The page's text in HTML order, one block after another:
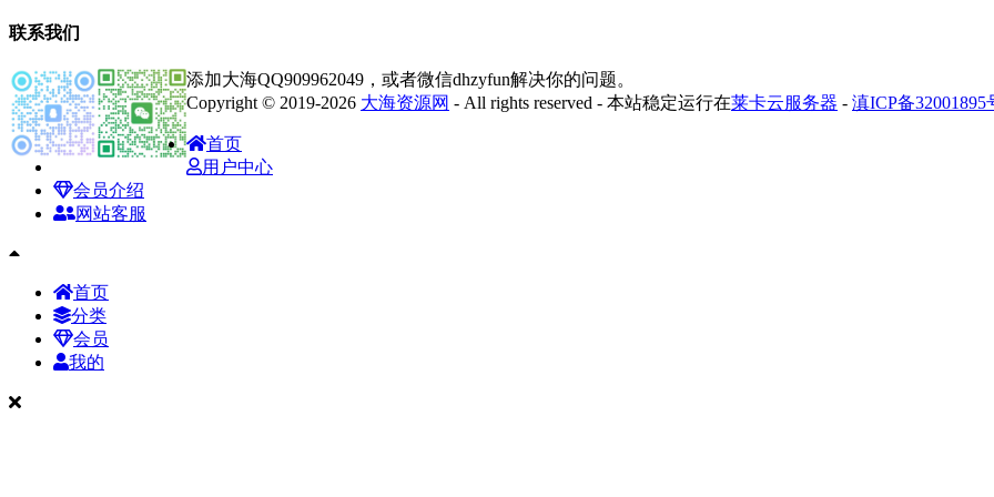
联系我们
添加大海QQ909962049，或者微信dhzyfun解决你的问题。
Copyright © 2019-2026 大海资源网 - All rights reserved - 本站稳定运行在莱卡云服务器 - 滇ICP备32001895
首页
用户中心
会员介绍
网站客服
首页
分类
会员
我的